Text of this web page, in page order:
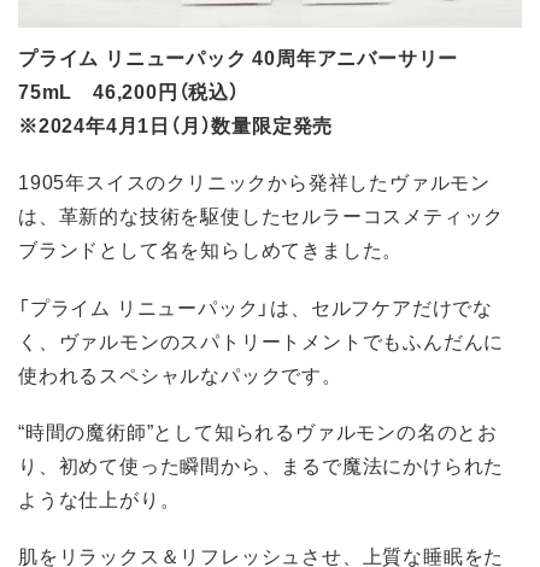
プライム リニューパック 40周年アニバーサリー
75mL 46,200円（税込）
※2024年4月1日（月）数量限定発売
1905年スイスのクリニックから発祥したヴァルモン
は、革新的な技術を駆使したセルラーコスメティック
ブランドとして名を知らしめてきました。
「プライム リニューパック」は、セルフケアだけでな
く、ヴァルモンのスパトリートメントでもふんだんに
使われるスペシャルなパックです。
“時間の魔術師”として知られるヴァルモンの名のとお
り、初めて使った瞬間から、まるで魔法にかけられた
ような仕上がり。
肌をリラックス＆リフレッシュさせ、上質な睡眠をた